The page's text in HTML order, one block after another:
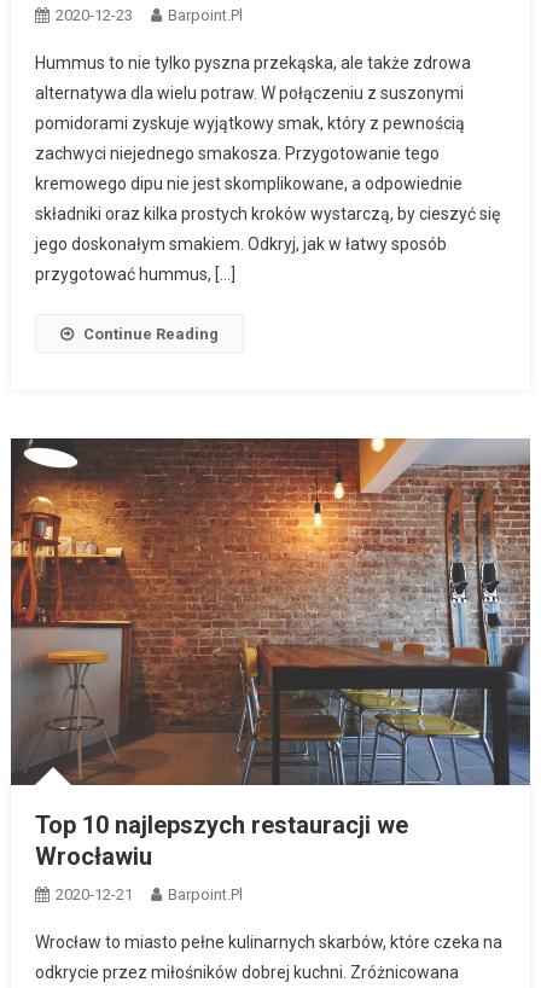
2020-12-23 Barpoint.pl
Hummus to nie tylko pyszna przekąska, ale także zdrowa
alternatywa dla wielu potraw. W połączeniu z suszonymi
pomidorami zyskuje wyjątkowy smak, który z pewnością
zachwyci niejednego smakosza. Przygotowanie tego
kremowego dipu nie jest skomplikowane, a odpowiednie
składniki oraz kilka prostych kroków wystarczą, by cieszyć się
jego doskonałym smakiem. Odkryj, jak w łatwy sposób
przygotować hummus, […]
Continue Reading
Top 10 najlepszych restauracji we
Wrocławiu
2020-12-21 Barpoint.pl
Wrocław to miasto pełne kulinarnych skarbów, które czeka na
odkrycie przez miłośników dobrej kuchni. Zróżnicowana